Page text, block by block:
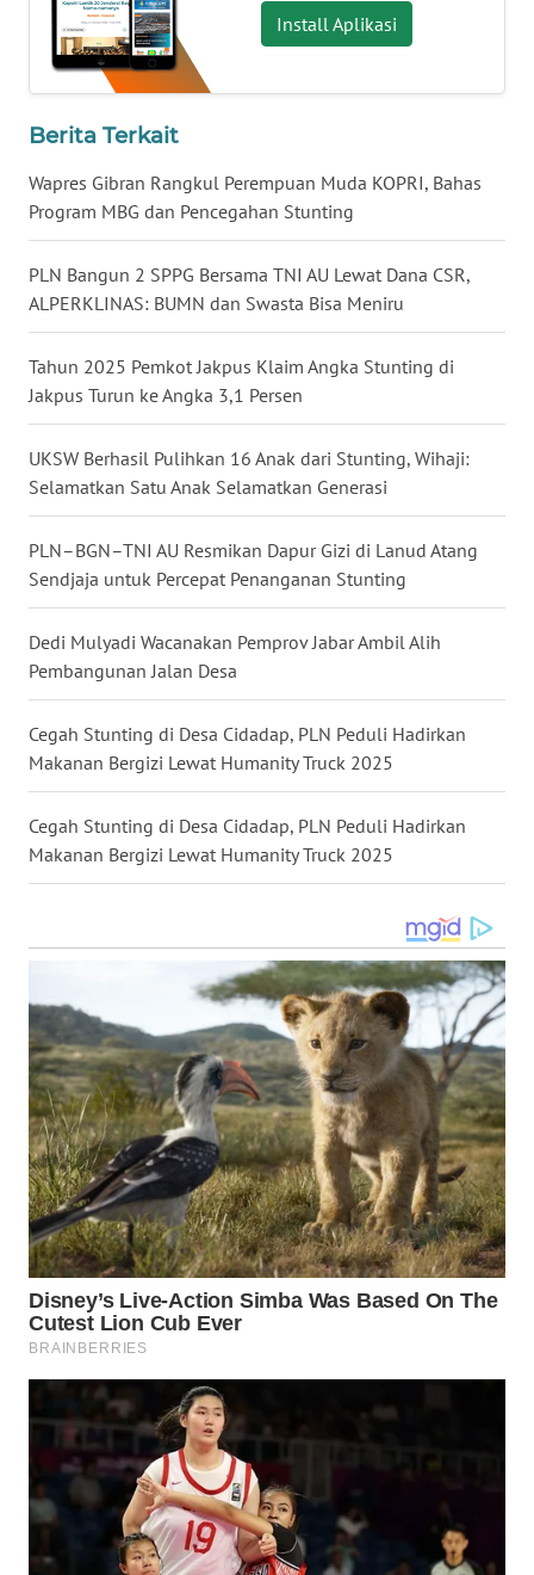
Install Aplikasi
Berita Terkait
Wapres Gibran Rangkul Perempuan Muda KOPRI, Bahas
Program MBG dan Pencegahan Stunting
PLN Bangun 2 SPPG Bersama TNI AU Lewat Dana CSR,
ALPERKLINAS: BUMN dan Swasta Bisa Meniru
Tahun 2025 Pemkot Jakpus Klaim Angka Stunting di
Jakpus Turun ke Angka 3,1 Persen
UKSW Berhasil Pulihkan 16 Anak dari Stunting, Wihaji:
Selamatkan Satu Anak Selamatkan Generasi
PLN–BGN–TNI AU Resmikan Dapur Gizi di Lanud Atang
Sendjaja untuk Percepat Penanganan Stunting
Dedi Mulyadi Wacanakan Pemprov Jabar Ambil Alih
Pembangunan Jalan Desa
Cegah Stunting di Desa Cidadap, PLN Peduli Hadirkan
Makanan Bergizi Lewat Humanity Truck 2025
Cegah Stunting di Desa Cidadap, PLN Peduli Hadirkan
Makanan Bergizi Lewat Humanity Truck 2025
WN
NUSANTARA
WN
WN
KALBAR
WN
KALTENG
WN
KALTARA
WN
KALSEL
WN
WN
WN
SULUT
WN
MALUKU
WN
MALUT
DAIRI
WN
DANAU
TOBA
NIAS